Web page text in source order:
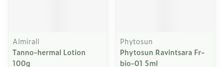
Almirall
Tanno-hermal Lotion
100g
Phytosun
Phytosun Ravintsara Fr-
bio-01 5ml